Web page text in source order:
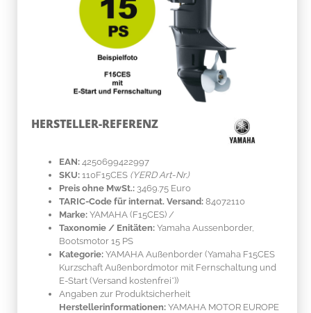
HERSTELLER-REFERENZ
EAN: 4250699422997
SKU: 110F15CES (YERD Art-Nr.)
Preis ohne MwSt.: 3469.75 Euro
TARIC-Code für internat. Versand: 84072110
Marke: YAMAHA (F15CES) /
Taxonomie / Enitäten: Yamaha Aussenborder,
Bootsmotor 15 PS
Kategorie: YAMAHA Außenborder (Yamaha F15CES
Kurzschaft Außenbordmotor mit Fernschaltung und
E-Start (Versand kostenfrei*))
Angaben zur Produktsicherheit
Herstellerinformationen: YAMAHA MOTOR EUROPE